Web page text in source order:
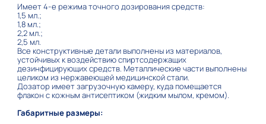
Имеет 4-е режима точного дозирования средств:
1,5 мл.;
1,8 мл.;
2,2 мл.;
2,5 мл.
Все конструктивные детали выполнены из материалов,
устойчивых к воздействию спиртсодержащих
дезинфицирующих средств. Металлические части выполнены
целиком из нержавеющей медицинской стали.
Дозатор имеет загрузочную камеру, куда помещается
флакон с кожным антисептиком (жидким мылом, кремом).
Габаритные размеры: